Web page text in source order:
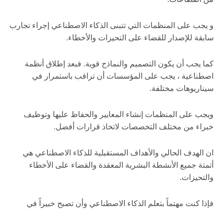
و يجب على المنظمات التي تتبنى الذكاء الاصطناعي إجراء تجارب
سابقة للإصدار للقضاء على التحيزات والأخطاء.
كما يجب أن يكون التصميم والنماذج قوية. فبعد إطلاق أنظمة
اصطناعية ، يجب على المؤسسات أن تراقب باستمرار في
سيناريوهات مختلفة.
ويجب على المنظمات إنشاء المعايير والحفاظ عليها وتوظيف
خبراء من مختلف التخصصات لاتخاذ قرارات أفضل.
ان الهدف الحالي والأهداف المستقبلية للذكاء الاصطناعي هي
أتمتة جميع الأنشطة البشرية المعقدة والقضاء على الأخطاء
والتحيزات.
فإذا كنت مهتماً بتعلم الذكاء الاصطناعي وأن تصبح خبيراً في